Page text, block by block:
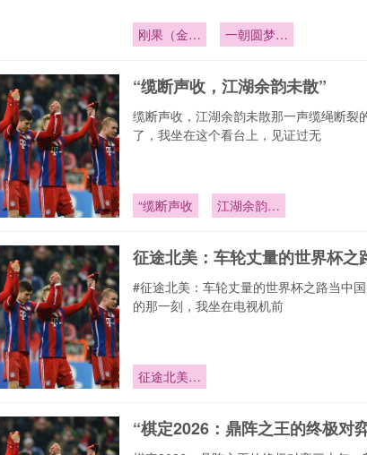
刚果（金）
一朝圆梦世
“缆断声收，江湖余韵未散”
缆断声收，江湖余韵未散那一声缆绳断裂
了，我坐在这个看台上，见证过无
“缆断声收
江湖余韵未
征途北美：车轮丈量的世界杯之
#征途北美：车轮丈量的世界杯之路当中
的那一刻，我坐在电视机前
征途北美：
“棋定2026：鼎阵之王的终极对